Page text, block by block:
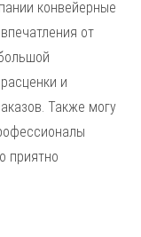
конвейерные
от
и
Также могу
приятно